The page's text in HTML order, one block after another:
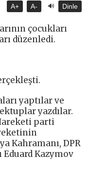
A+ A- 🔊 Dinle
çocukları
düzenledi.
yaptılar ve
yazdılar.
parti
Kahramanı, DPR
Eduard Kazymov